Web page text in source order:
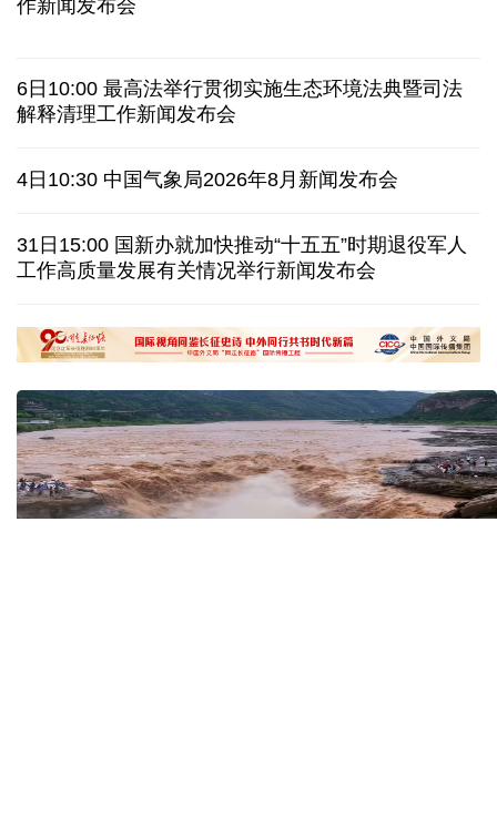
宇树科技战略配售名单公布:DeepSeek、腾讯等在列
美媒称美国中情局秘密设立古巴工作组
俄外交部说日本加速"再军事化"扰乱地区及全球安全
八国外长发表联合声明谴责以色列持续侵犯加沙地带
白宫否认特朗普与赫格塞思因弹药库存短缺发生争执
最高法举行贯彻实施生态环境法典暨司法解释清理工
6日10:00 最高法举行贯彻实施生态环境法典暨司法
解释清理工作新闻发布会
4日10:30 中国气象局2026年8月新闻发布会
31日15:00 国新办就加快推动“十五五”时期退役军人
工作高质量发展有关情况举行新闻发布会